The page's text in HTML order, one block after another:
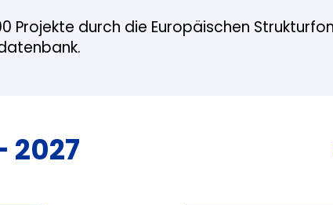
durch die Europäischen
2027